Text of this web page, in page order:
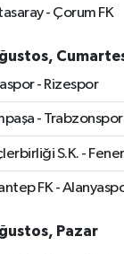
- Çorum FK
- Rizespor
- Trabzonspor
S.K. -
FK -
Pazar